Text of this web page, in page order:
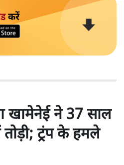
करें
खामेनेई ने 37 साल
तोड़ी; ट्रंप के हमले